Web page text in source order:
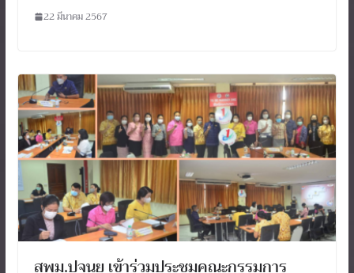
22 มีนาคม 2567
สพม.ปจนย เข้าร่วมประชุมคณะกรรมการ